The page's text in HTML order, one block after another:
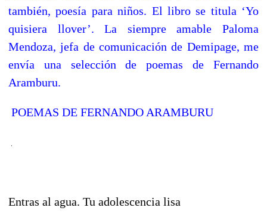
también, poesía para niños. El libro se titula ‘Yo
quisiera llover’. La siempre amable Paloma
Mendoza, jefa de comunicación de Demipage, me
envía una selección de poemas de Fernando
Aramburu.
POEMAS DE FERNANDO ARAMBURU
Entras al agua. Tu adolescencia lisa